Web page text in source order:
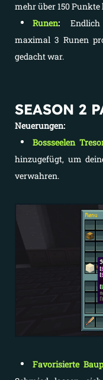
mehr über 150 Punkte
Runen:
maximal 3 Runen
gedacht war.
SEASON 2
Neuerungen:
Bossseelen
hinzugefügt, um
verwahren.
Favorisierte